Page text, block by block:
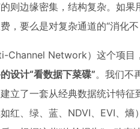
则边缘密集，结构复杂。如果
，要么是对复杂通道的“消化不
Channel Network）这个项目
设计“看数据下菜碟”。我们不
立了一套从经典数据统计特
红、绿、蓝、NDVI、EVI、熵